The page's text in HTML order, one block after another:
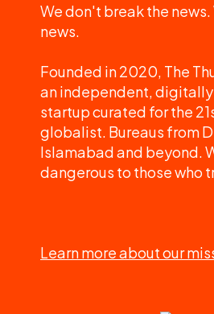
We don't break the news.
news.
Founded in 2020, The
an independent,
startup curated for the
globalist. Bureaus from
Islamabad and beyond.
dangerous to those who
Learn more about our